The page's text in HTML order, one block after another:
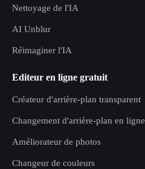
Nettoyage de l'IA
AI Unblur
Réimaginer l'IA
Editeur en ligne gratuit
Créateur d'arrière-plan transparent
Changement d'arrière-plan en ligne
Améliorateur de photos
Changeur de couleurs